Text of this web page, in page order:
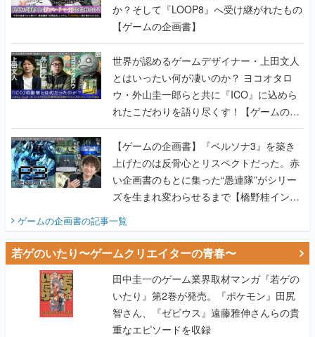
か？そして『LOOP8』へ受け継がれたもの
【ゲームの企画書】
世界が認めるゲームデザイナー・上田文人
とはいったい何が凄いのか？ ヨコオタロ
ウ・外山圭一郎らと共に『ICO』に込めら
れたこだわりを語り尽くす！【ゲームの企
画書】
【ゲームの企画書】『ペルソナ3』を築き
上げたのは反骨心とリスペクトだった。赤
い企画書のもとに集った“愚連隊”がシリー
ズを生まれ変わらせるまで【橋野桂インタ
ゲームの企画書の記事一覧
若ゲのいたり〜ゲームクリエイターの青春〜
田中圭一のゲーム業界取材マンガ『若ゲの
いたり』第2巻が発売。『ポケモン』田尻
智さん、『ゼビウス』遠藤雅伸さんらの貴
重なエピソードを収録